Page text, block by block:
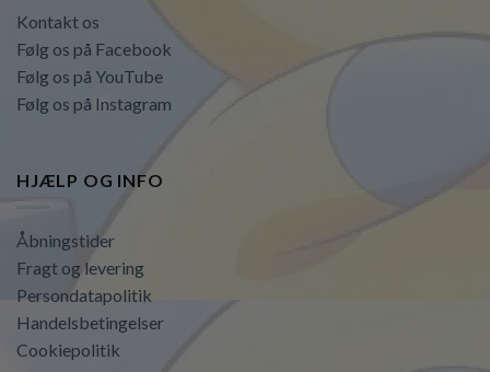
Kontakt os
Følg os på Facebook
Følg os på YouTube
Følg os på Instagram
HJÆLP OG INFO
Åbningstider
Fragt og levering
Persondatapolitik
Handelsbetingelser
Cookiepolitik